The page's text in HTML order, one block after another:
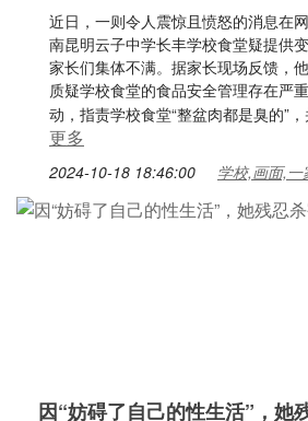
近日，一则令人震惊且愤怒的消息在
南昆明云子中学长丰学校食堂疑提供
家长们集体不满。据家长现场反馈，
质疑学校食堂的食品安全管理存在严
动，指责学校食堂“整盆肉都是臭的”
更多
2024-10-18 18:46:00 学校,画面,
因“妨碍了自己的性生活”，她